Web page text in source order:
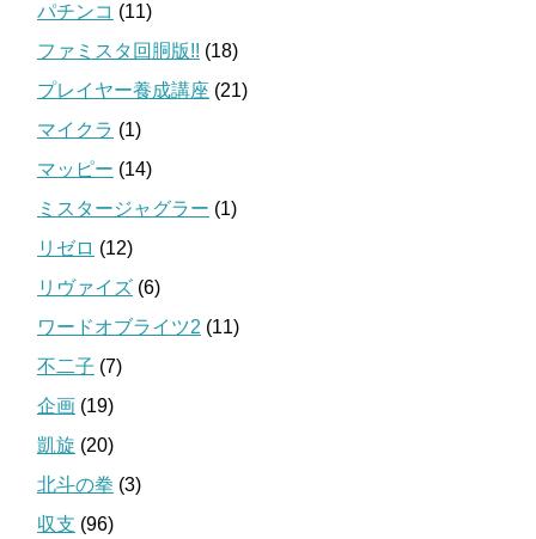
パチンコ (11)
ファミスタ回胴版!! (18)
プレイヤー養成講座 (21)
マイクラ (1)
マッピー (14)
ミスタージャグラー (1)
リゼロ (12)
リヴァイズ (6)
ワードオブライツ2 (11)
不二子 (7)
企画 (19)
凱旋 (20)
北斗の拳 (3)
収支 (96)